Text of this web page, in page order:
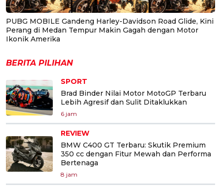
PUBG MOBILE Gandeng Harley-Davidson Road Glide, Kini
Perang di Medan Tempur Makin Gagah dengan Motor
Ikonik Amerika
BERITA PILIHAN
SPORT
Brad Binder Nilai Motor MotoGP Terbaru
Lebih Agresif dan Sulit Ditaklukkan
6 jam
REVIEW
BMW C400 GT Terbaru: Skutik Premium
350 cc dengan Fitur Mewah dan Performa
Bertenaga
8 jam